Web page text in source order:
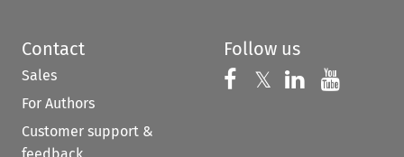
Contact
Sales
For Authors
Customer support &
Follow us
Follow us on
𝕏 Follow us on
Follow us